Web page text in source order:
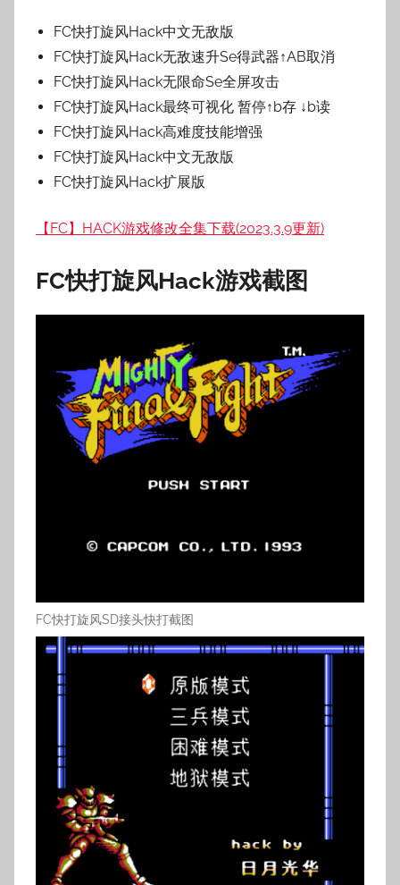
FC快打旋风Hack中文无敌版
FC快打旋风Hack无敌速升Se得武器↑AB取消
FC快打旋风Hack无限命Se全屏攻击
FC快打旋风Hack最终可视化 暂停↑b存 ↓b读
FC快打旋风Hack高难度技能增强
FC快打旋风Hack中文无敌版
FC快打旋风Hack扩展版
【FC】HACK游戏修改全集下载(2023.3.9更新)
FC快打旋风Hack游戏截图
FC快打旋风SD接头快打截图